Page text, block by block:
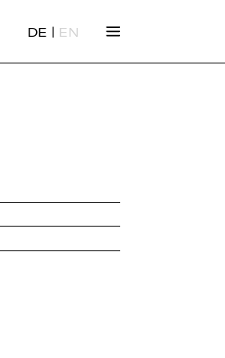
DE | EN